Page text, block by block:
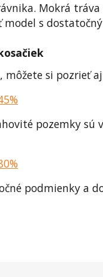
Mokrá
s
môžete si pozrieť
pozemky sú
podmienky a